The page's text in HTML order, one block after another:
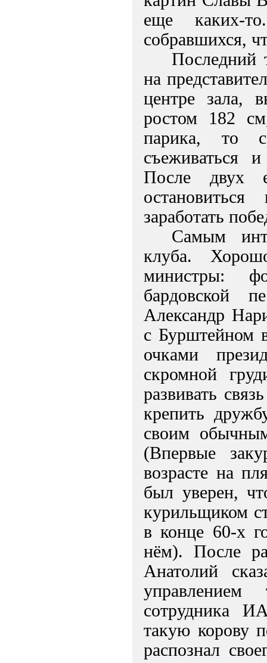
еще каких-
собравшихся,
Последний
на
центре зала,
ростом 182 см
парика, то
съеживаться
После двух
заработать
Самым
клуба.
министры:
бардовской
Александр
с Бурштейном
очками
скромной
развивать
крепить
своим
(Впервые
возрасте на
был уверен,
курильщиком
в конце 60-х
нём). После
Анатолий
управлением
сотрудника
такую корову
распознал